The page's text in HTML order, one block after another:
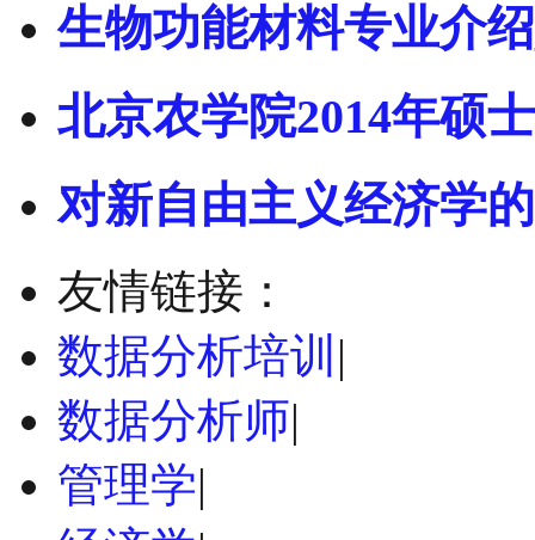
生物功能材料专业介
北京农学院2014年硕士
对新自由主义经济学
友情链接：
数据分析培训 |
数据分析师|
管理学|